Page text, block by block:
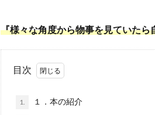
『様々な角度から物事を見ていた
目次
1. １．本の紹介